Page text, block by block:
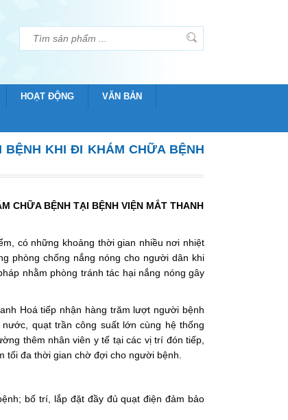
HOẠT ĐỘNG VĂN BẢN
BỆNH KHI ĐI KHÁM CHỮA BỆNH
CHỮA BỆNH TẠI BỆNH VIỆN MẮT THANH
có những khoảng thời gian nhiều nơi nhiệt
phòng chống nắng nóng cho người dân khi
nhằm phòng tránh tác hại nắng nóng gây
Hoá tiếp nhận hàng trăm lượt người bệnh
quạt trần công suất lớn cùng hệ thống
thêm nhân viên y tế tại các vị trí đón tiếp,
tối đa thời gian chờ đợi cho người bệnh.
bố trí, lắp đặt đầy đủ quạt điện đảm bảo